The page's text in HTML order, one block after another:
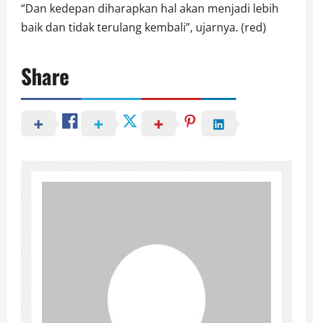
“Dan kedepan diharapkan hal akan menjadi lebih
baik dan tidak terulang kembali”, ujarnya. (red)
Share